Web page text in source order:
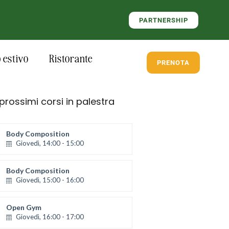
PARTNERSHIP
estivo
Ristorante
PRENOTA
corsi in palestra
Body Composition
Giovedì, 14:00 - 15:00
Body Composition
Giovedì, 15:00 - 16:00
Open Gym
Giovedì, 16:00 - 17:00